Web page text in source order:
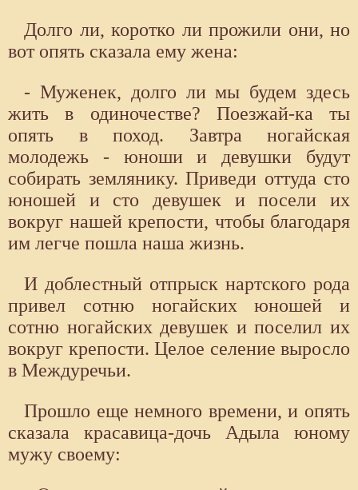
Долго ли, коротко ли прожили они, но
вот опять сказала ему жена:
- Муженек, долго ли мы будем здесь
жить в одиночестве? Поезжай-ка ты
опять в поход. Завтра ногайская
молодежь - юноши и девушки будут
собирать землянику. Приведи оттуда сто
юношей и сто девушек и посели их
вокруг нашей крепости, чтобы благодаря
им легче пошла наша жизнь.
И доблестный отпрыск нартского рода
привел сотню ногайских юношей и
сотню ногайских девушек и поселил их
вокруг крепости. Целое селение выросло
в Междуречьи.
Прошло еще немного времени, и опять
сказала красавица-дочь Адыла юному
мужу своему: